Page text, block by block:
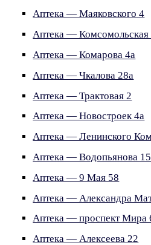
Аптека — Маяковского 4
Аптека — Комсомольская
Аптека — Комарова 4а
Аптека — Чкалова 28а
Аптека — Трактовая 2
Аптека — Новостроек 4а
Аптека — Ленинского
Аптека — Водопьянова
Аптека — 9 Мая 58
Аптека — Александра
Аптека — проспект Мира
Аптека — Алексеева 22